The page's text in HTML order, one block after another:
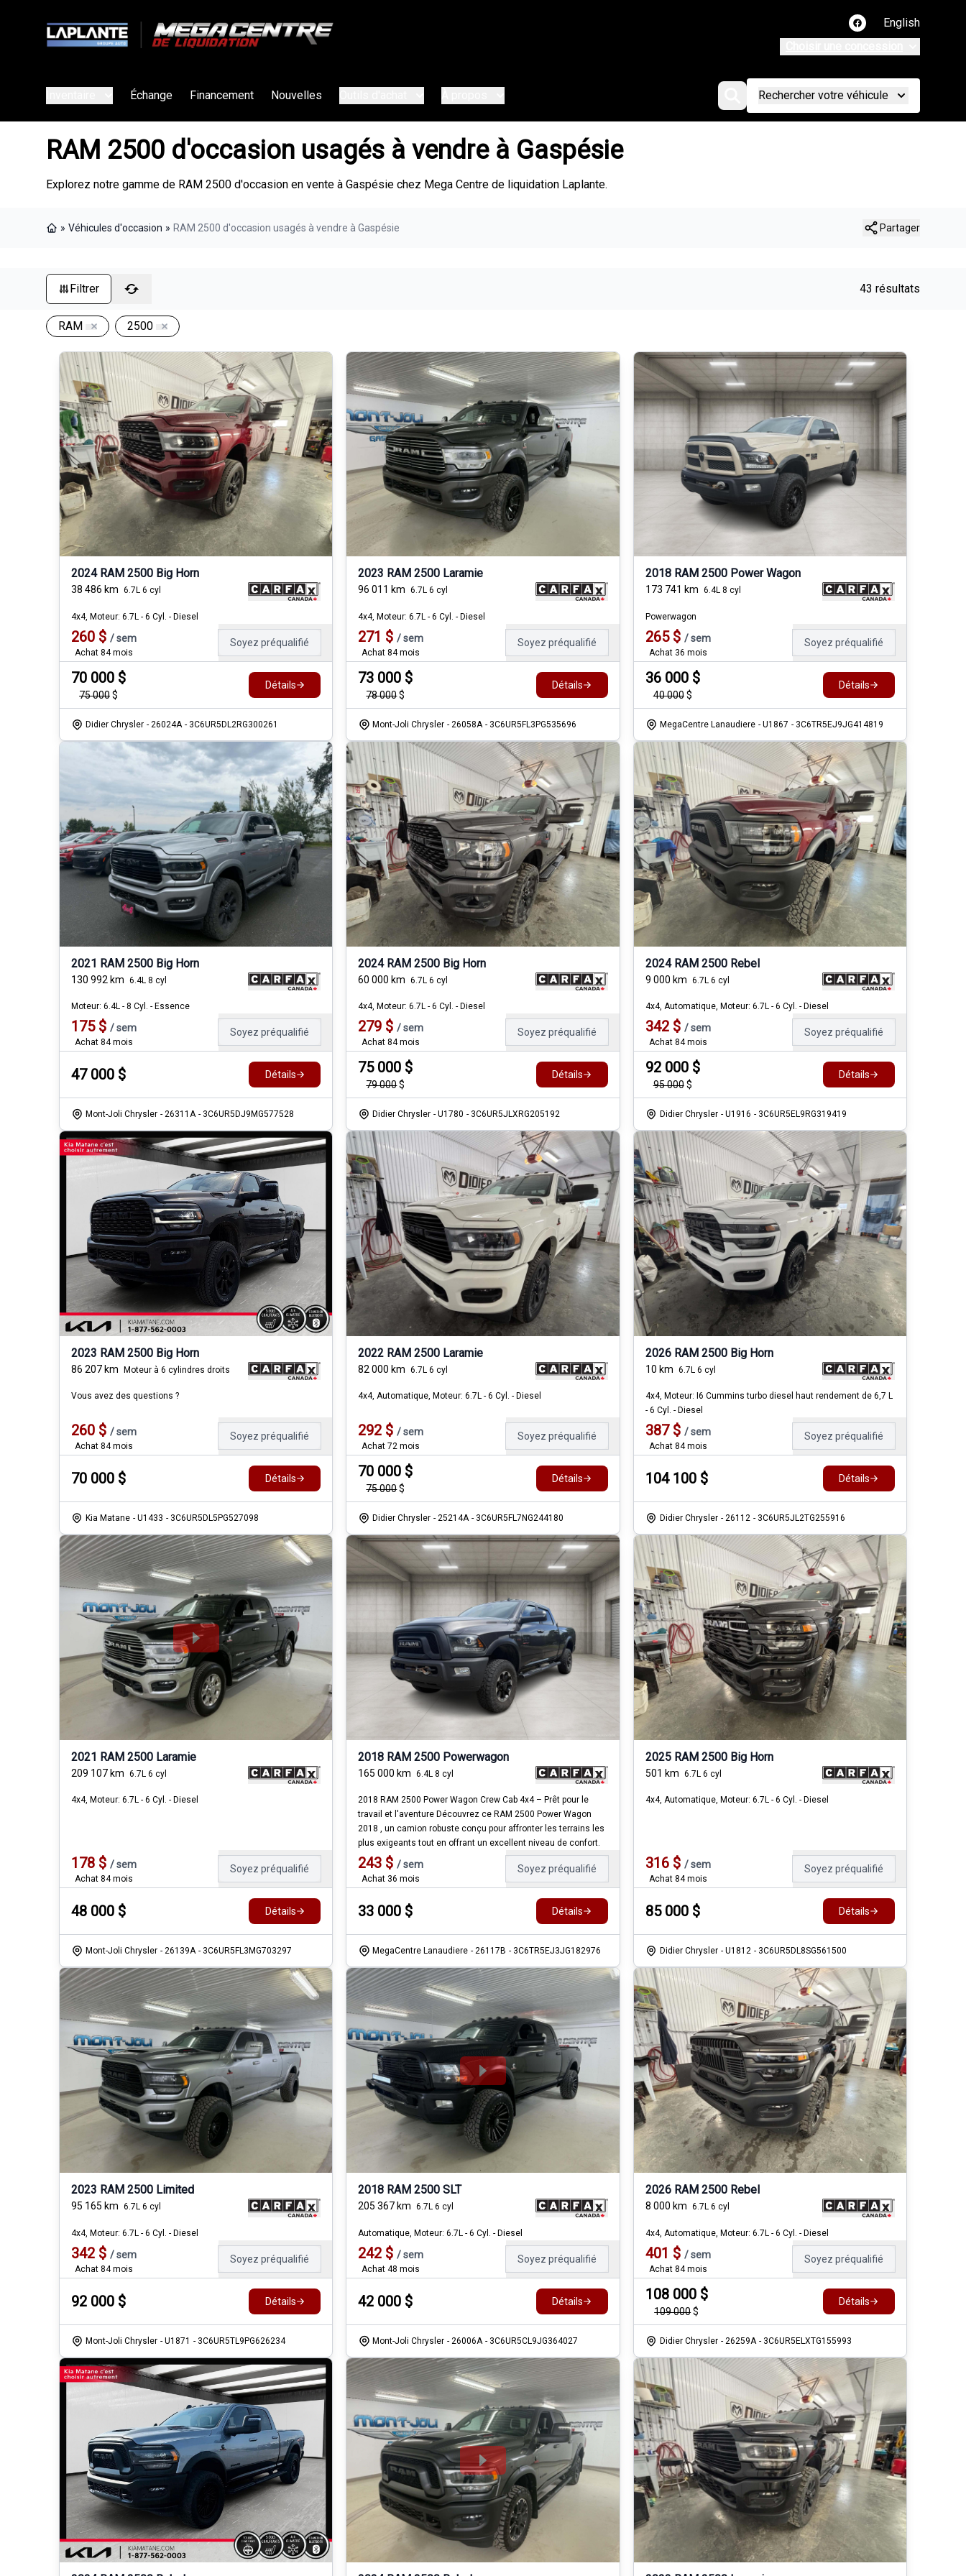
Lien vers notre page
English
Échange Financement Nouvelles Rechercher votre véhicule
RAM 2500 d'occasion usagés à vendre à Gaspésie
Explorez notre gamme de RAM 2500 d'occasion en vente à Gaspésie chez Mega Centre de liquidation Laplante.
» Véhicules d'occasion » RAM 2500 d'occasion usagés à vendre à Gaspésie Partager
Filtrer 43 résultats
RAM 2500
2024 RAM 2500 Big Horn
38 486 km 6.7L 6 cyl
4x4, Moteur: 6.7L - 6 Cyl. - Diesel
260 $ /sem
Achat 84 mois
Soyez préqualifié
70 000 $
75 000$
Détails
Didier Chrysler - 26024A - 3C6UR5DL2RG300261
2023 RAM 2500 Laramie
96 011 km 6.7L 6 cyl
4x4, Moteur: 6.7L - 6 Cyl. - Diesel
271 $ / sem
Achat 84 mois
Soyez préqualifié
73 000 $
78 000$
Détails
Mont-Joli Chrysler - 26058A - 3C6UR5FL3PG535696
2018 RAM 2500 Power Wagon
173 741 km 6.4L 8 cyl
Powerwagon
265$ / sem
Achat 36 mois
Soyez préqualifié
36 000$
40 000$
Détails
MegaCentre Lanaudiere - U1867 - 3C6TR5EJ9JG414819
2021 RAM 2500 Big Horn
130 992 km 6.4L 8 cyl
Moteur: 6.4L - 8 Cyl. - Essence
175$ /sem
Achat 84 mois
Soyez préqualifié
47 000 $ Détails
Mont-Joli Chrysler - 26311A - 3C6UR5DJ9MG577528
2024 RAM 2500 Big Horn
60 000 km 6.7L 6 cyl
4x4, Moteur: 6.7L - 6 Cyl. - Diesel
279 $ / sem
Achat 84 mois
Soyez préqualifié
75 000 $
79 000$
Détails
Didier Chrysler - U1780 - 3C6UR5JLXRG205192
2024 RAM 2500 Rebel
9 000 km 6.7L 6 cyl
4x4, Automatique, Moteur: 6.7L - 6 Cyl. - Diesel
342$ / sem
Achat 84 mois
Soyez préqualifié
92 000$
95 000$
Détails
Didier Chrysler - U1916 - 3C6UR5EL9RG319419
2023 RAM 2500 Big Horn
86 207 km Moteur à 6 cylindres droits
Vous avez des questions ?
260 $ /sem
Achat 84 mois
Soyez préqualifié
70 000 $ Détails
Kia Matane - U1433 - 3C6UR5DL5PG527098
2022 RAM 2500 Laramie
82 000 km 6.7L 6 cyl
4x4, Automatique, Moteur: 6.7L - 6 Cyl. - Diesel
292 $ / sem
Achat 72 mois
Soyez préqualifié
70 000 $
75 000$
Détails
Didier Chrysler - 25214A - 3C6UR5FL7NG244180
2026 RAM 2500 Big Horn
10 km 6.7L 6 cyl
4x4, Moteur: I6 Cummins turbo diesel haut rendement de 6,7 L
- 6 Cyl. - Diesel
387$ / sem
Achat 84 mois
Soyez préqualifié
104 100$ Détails
Didier Chrysler - 26112 - 3C6UR5JL2TG255916
2021 RAM 2500 Laramie
209 107 km 6.7L 6 cyl
4x4, Moteur: 6.7L - 6 Cyl. - Diesel
178 $ /sem
Achat 84 mois
Soyez préqualifié
48 000 $ Détails
Mont-Joli Chrysler - 26139A - 3C6UR5FL3MG703297
2018 RAM 2500 Powerwagon
165 000 km 6.4L 8 cyl
2018 RAM 2500 Power Wagon Crew Cab 4x4 – Prêt pour le
travail et l'aventure Découvrez ce RAM 2500 Power Wagon
2018 , un camion robuste conçu pour affronter les terrains les
plus exigeants tout en offrant un excellent niveau de confort.
243 $ / sem
Achat 36 mois
Soyez préqualifié
33 000 $ Détails
MegaCentre Lanaudiere - 26117B - 3C6TR5EJ3JG182976
2025 RAM 2500 Big Horn
501 km 6.7L 6 cyl
4x4, Automatique, Moteur: 6.7L - 6 Cyl. - Diesel
316$ / sem
Achat 84 mois
Soyez préqualifié
85 000$ Détails
Didier Chrysler - U1812 - 3C6UR5DL8SG561500
2023 RAM 2500 Limited
95 165 km 6.7L 6 cyl
4x4, Moteur: 6.7L - 6 Cyl. - Diesel
342 $ /sem
Achat 84 mois
Soyez préqualifié
92 000 $ Détails
Mont-Joli Chrysler - U1871 - 3C6UR5TL9PG626234
2018 RAM 2500 SLT
205 367 km 6.7L 6 cyl
Automatique, Moteur: 6.7L - 6 Cyl. - Diesel
242 $ / sem
Achat 48 mois
Soyez préqualifié
42 000 $ Détails
Mont-Joli Chrysler - 26006A - 3C6UR5CL9JG364027
2026 RAM 2500 Rebel
8 000 km 6.7L 6 cyl
4x4, Automatique, Moteur: 6.7L - 6 Cyl. - Diesel
401 $ / sem
Achat 84 mois
Soyez préqualifié
108 000$
109 000$
Détails
Didier Chrysler - 26259A - 3C6UR5ELXTG155993